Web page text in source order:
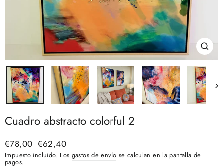
(esc)
Cuadro abstracto colorful 2
Precio
habitual
€78,00 Precio
de
oferta
€62,40
Impuesto incluido. Los gastos de envío se calculan en la pantalla de
pagos.